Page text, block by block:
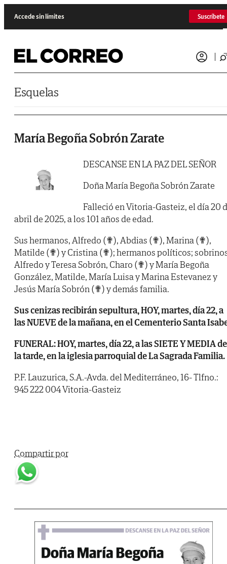
Accede sin límites Suscríbete
Esquelas
María Begoña Sobrón Zarate
DESCANSE EN LA PAZ DEL SEÑOR
Doña María Begoña Sobrón Zarate
Falleció en Vitoria-Gasteiz, el día 20
abril de 2025, a los 101 años de edad.
Sus hermanos, Alfredo (✟), Abdias (✟), Marina (✟),
Matilde (✟) y Cristina (✟); hermanos políticos;
Alfredo y Teresa Sobrón, Charo (✟) y María Begoña
González, Matilde, María Luisa y Marina Estevanez y
Jesús María Sobrón (✟) y demás familia.
Sus cenizas recibirán sepultura, HOY, martes, día 22, a
las NUEVE de la mañana, en el Cementerio Santa
FUNERAL: HOY, martes, día 22, a las SIETE Y MEDIA de
la tarde, en la iglesia parroquial de La Sagrada Familia.
P.F. Lauzurica, S.A.-Avda. del Mediterráneo, 16- Tlfno.:
945 222 004 Vitoria-Gasteiz
Compartir por